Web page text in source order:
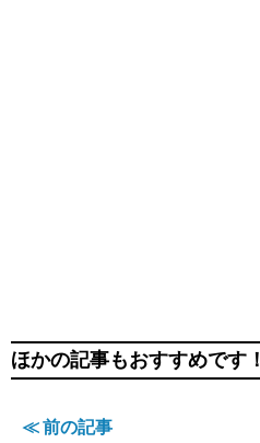
ほかの記事もおすすめです！
≪ 前の記事